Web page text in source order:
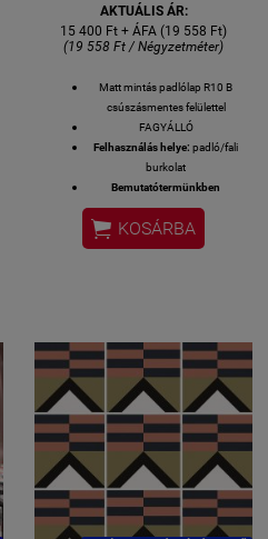
AKTUÁLIS ÁR:
15 400 Ft + ÁFA (19 558 Ft)
(19 558 Ft / Négyzetméter)
Matt mintás padlólap R10 B
csúszásmentes felülettel
FAGYÁLLÓ
Felhasználás helye: padló/fali
burkolat
Bemutatótermünkben
megtekinthető!
Felülete:MATT
Méret: 20x20 cm
DB / 18 KG
 KOSÁRBA